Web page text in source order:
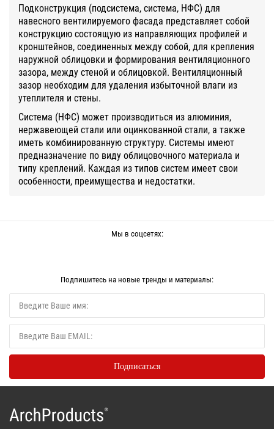
Подконструкция (подсистема, система, НФС) для
навесного вентилируемого фасада представляет собой
конструкцию состоящую из направляющих профилей и
кронштейнов, соединенных между собой, для крепления
наружной облицовки и формирования вентиляционного
зазора, между стеной и облицовкой. Вентиляционный
зазор необходим для удаления избыточной влаги из
утеплителя и стены.
Система (НФС) может производиться из алюминия,
нержавеющей стали или оцинкованной стали, а также
иметь комбинированную структуру. Системы имеют
предназначение по виду облицовочного материала и
типу креплений. Каждая из типов систем имеет свои
особенности, преимущества и недостатки.
Мы в соцсетях:
Подпишитесь на новые тренды и материалы: